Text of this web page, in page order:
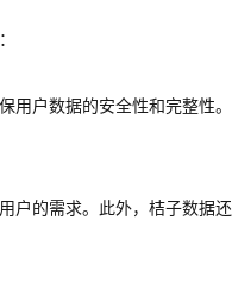
用户数据的安全性和完整性
户的需求。此外，桔子数据